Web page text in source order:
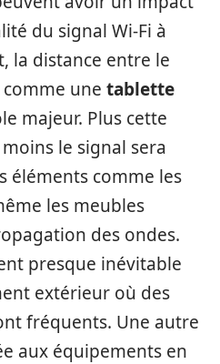
du signal Wi-Fi à
la distance entre le
une tablette
majeur. Plus cette
le signal sera
éléments comme les
les meubles
des ondes.
presque inévitable
extérieur où des
fréquents. Une autre
aux équipements en